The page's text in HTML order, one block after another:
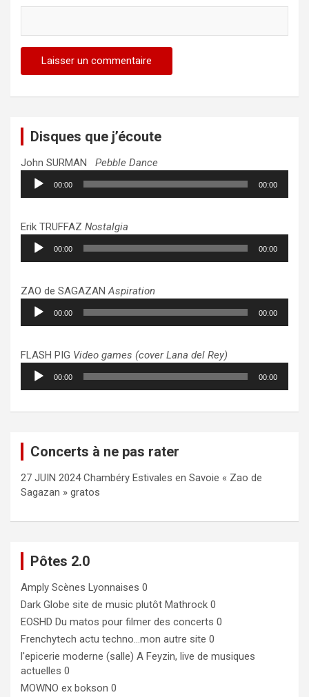
Disques que j’écoute
John SURMAN Pebble Dance
Lecteur
audio
00:00 00:00
Erik TRUFFAZ Nostalgia
Lecteur
audio
00:00 00:00
ZAO de SAGAZANAspiration
Lecteur
audio
00:00 00:00
FLASH PIG Video games (cover Lana del Rey)
Lecteur
audio
00:00 00:00
Concerts à ne pas rater
27 JUIN 2024 Chambéry Estivales en Savoie « Zao de
Sagazan » gratos
Pôtes 2.0
Amply Scènes Lyonnaises 0
Dark Globe site de music plutôt Mathrock 0
EOSHD Du matos pour filmer des concerts 0
Frenchytech actu techno…mon autre site 0
l'epicerie moderne (salle) A Feyzin, live de musiques
actuelles 0
MOWNO ex bokson 0